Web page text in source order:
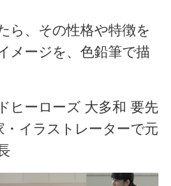
ら、その性格や特徴を
メージを、色鉛筆で描
ヒーローズ 大多和 要先
イラストレーターで元